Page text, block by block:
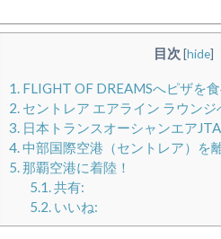
目次 [hide]
1. FLIGHT OF DREAMSへピザを
2. セントレア エアライン ラウンジ
3. 日本トランスオーシャンエア
4.中部国際空港（セントレア）を
5.那覇空港に着陸！
5.1.共有:
5.2.いいね: